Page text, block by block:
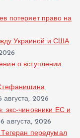
потеряет право на
Украиной и США
о вступлении
августа, 2026
экс-чиновники ЕС и
6 августа, 2026
передумал